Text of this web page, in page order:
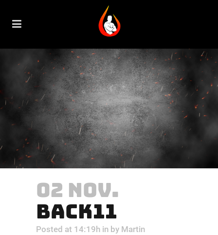
02 NOV.
BACK11
Posted at 14:19h in by Martin